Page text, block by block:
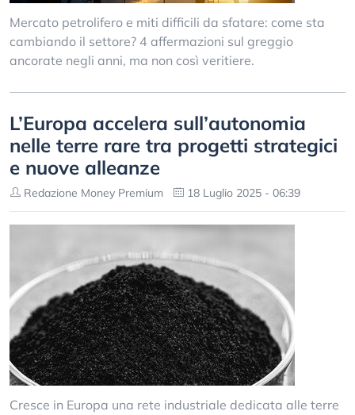
Mercato petrolifero e miti difficili da sfatare: come sta
cambiando il settore? 4 affermazioni sul greggio
ancorate negli anni, ma non così veritiere.
L’Europa accelera sull’autonomia
nelle terre rare tra progetti strategici
e nuove alleanze
Redazione Money Premium 18 Luglio 2025 - 06:39
Cresce in Europa una rete industriale dedicata alle terre